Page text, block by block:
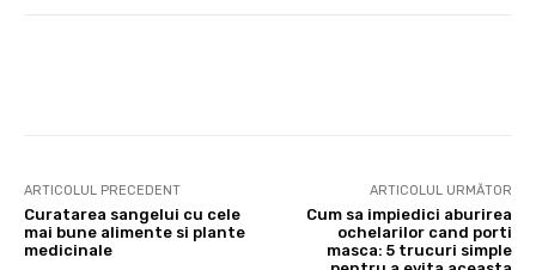
ARTICOLUL PRECEDENT
Curatarea sangelui cu cele
mai bune alimente si plante
medicinale
ARTICOLUL URMĂTOR
Cum sa impiedici aburirea
ochelarilor cand porti
masca: 5 trucuri simple